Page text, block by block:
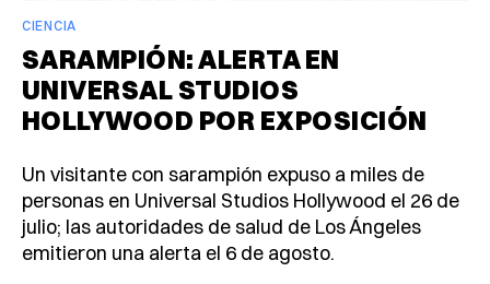
CIENCIA
SARAMPIÓN: ALERTA EN
UNIVERSAL STUDIOS
HOLLYWOOD POR EXPOSICIÓN
Un visitante con sarampión expuso a miles de
personas en Universal Studios Hollywood el 26 de
julio; las autoridades de salud de Los Ángeles
emitieron una alerta el 6 de agosto.